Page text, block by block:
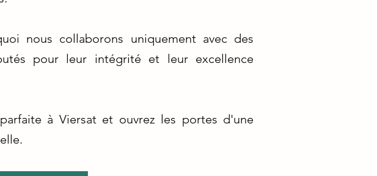
nous collaborons uniquement avec des
pour leur intégrité et leur excellence
à Viersat et ouvrez les portes d'une